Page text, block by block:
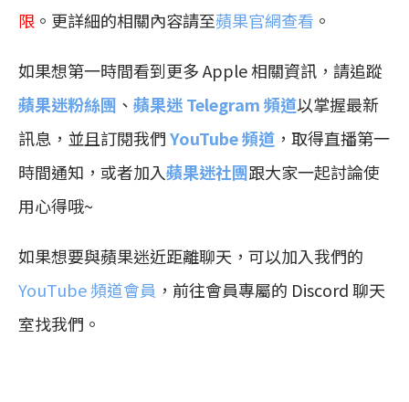
限 。更詳細的相關內容請至蘋果官網查看 。
如果想第一時間看到更多 Apple 相關資訊，請追蹤
蘋果迷粉絲團 、 蘋果迷 Telegram 頻道以掌握最新
訊息，並且訂閱我們YouTube 頻道 ，取得直播第一
時間通知，或者加入蘋果迷社團跟大家一起討論使
用心得哦~
如果想要與蘋果迷近距離聊天，可以加入我們的
YouTube 頻道會員 ，前往會員專屬的 Discord 聊天
室找我們。